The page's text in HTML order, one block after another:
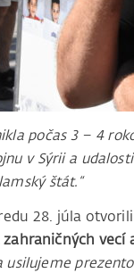
počas 3 – 4
v Sýrii a
štát.“
28. júla otvorili
vecí
usilujeme